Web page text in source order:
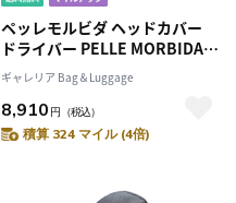
ペッレモルビダ ヘッドカバー
ドライバー PELLE MORBIDA
GOLF ゴルフ ドライバーヘッド
カバー 型押し 合成皮革 合皮 メ
ンズ レディース PG002B
ギャレリア Bag＆Luggage
8,910 円 （税込）
積算 324 マイル (4倍)